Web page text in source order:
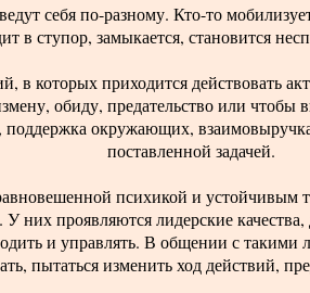
себя по-разному. Кто-то
в ступор, замыкается, становится
в которых приходится действовать
обиду, предательство или чтобы
окружающих,
поставленной задачей.
психикой и устойчивым
У них проявляются лидерские
и управлять. В общении с такими
пытаться изменить ход действий,